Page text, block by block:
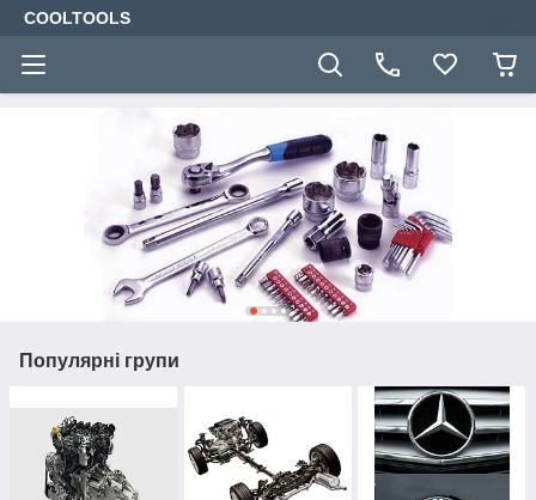
COOLTOOLS
Популярні групи